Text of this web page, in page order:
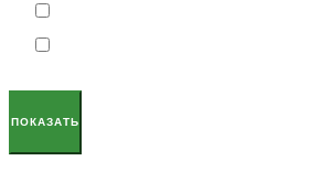
ПОКАЗАТЬ